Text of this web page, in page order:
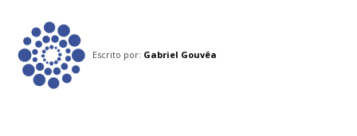
Escrito por: Gabriel Gouvêa